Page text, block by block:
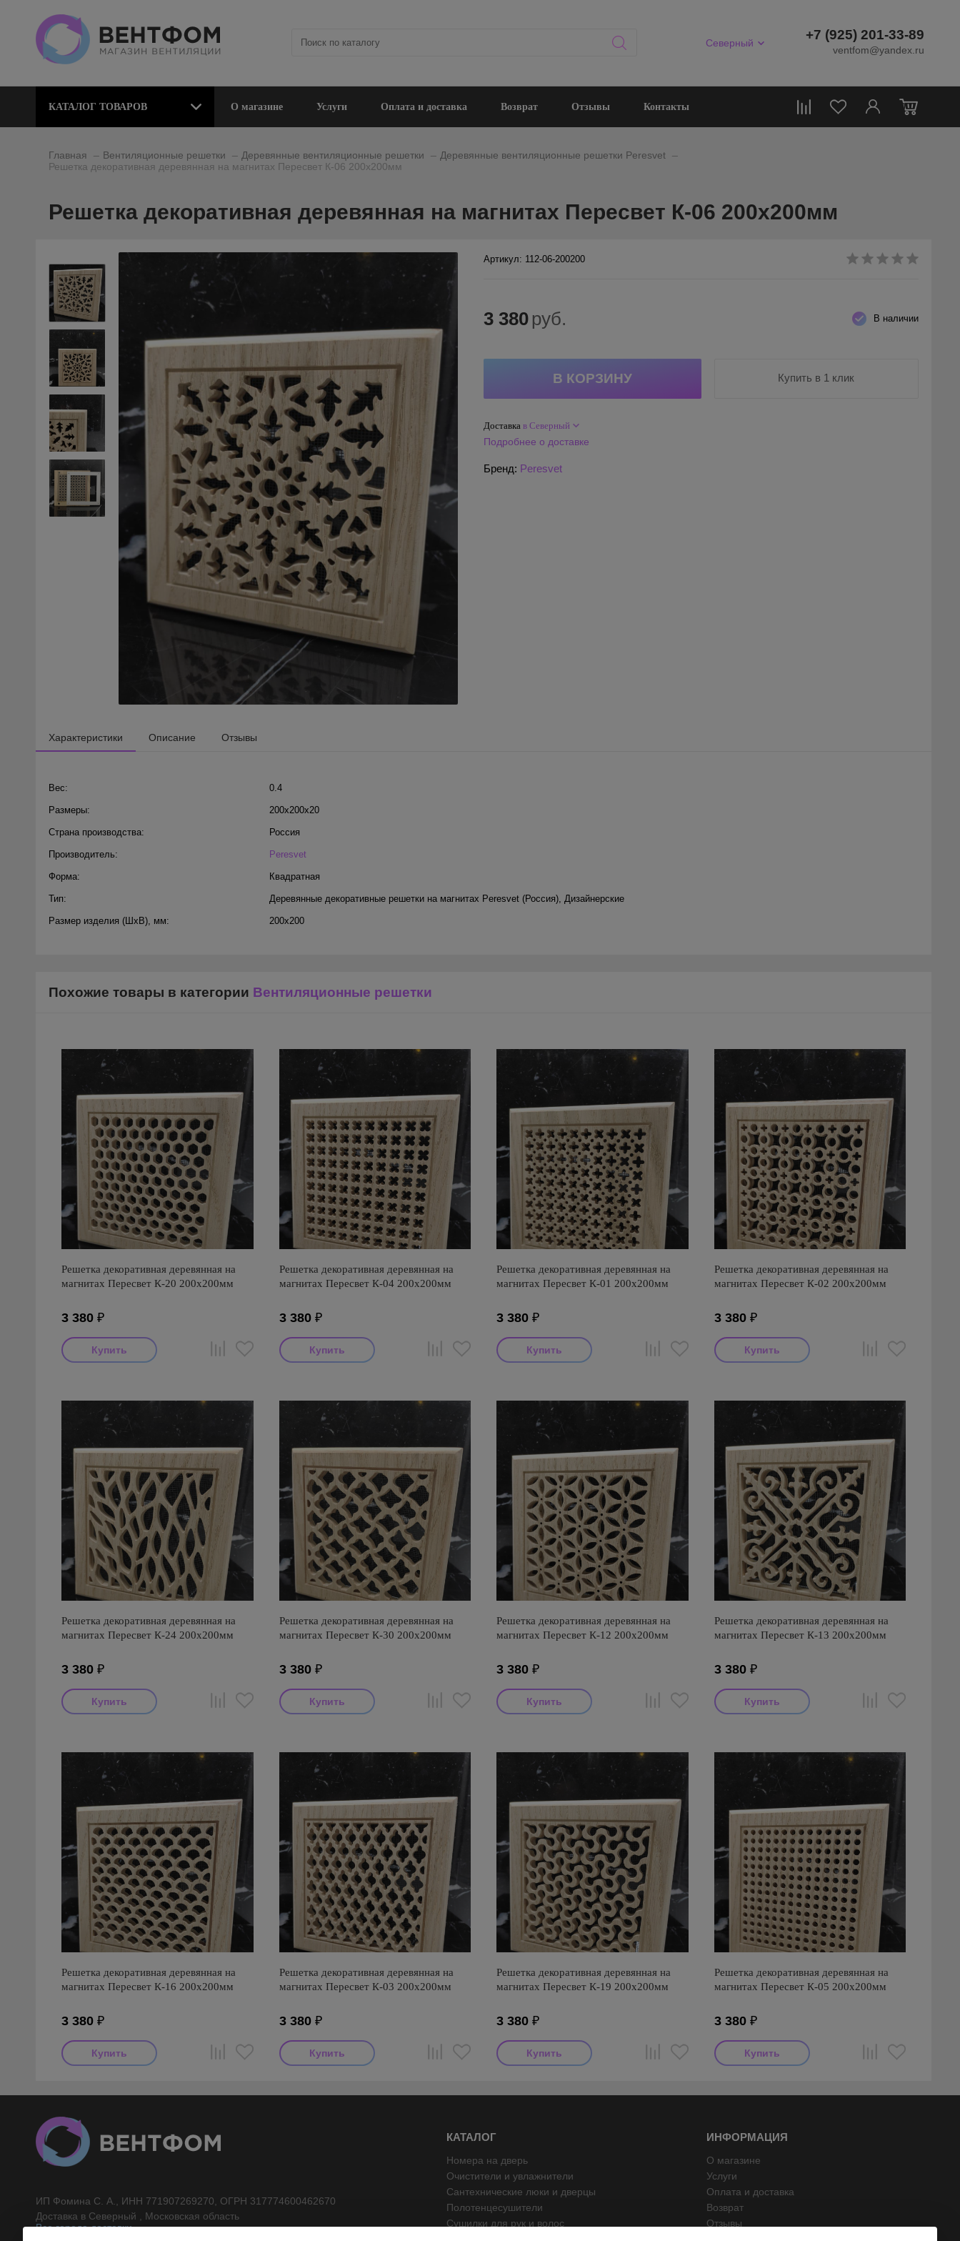
Северный
+7 (925) 201-33-89
ventfom@yandex.ru
0
КАТАЛОГ ТОВАРОВ О магазине Услуги Оплата и доставка Возврат Отзывы Контакты
Главная Вентиляционные решетки Деревянные вентиляционные решетки Деревянные вентиляционные решетки Peresvet
Решетка декоративная деревянная на магнитах Пересвет К-06 200х200мм
Решетка декоративная деревянная на магнитах Пересвет К-06 200х200мм
Артикул: 112-06-200200
В наличии
3 380 руб.
Купить в 1 клик
Доставка в Северный
Подробнее о доставке
Бренд: Peresvet
Характеристики Описание Отзывы
Вес: 0.4
Размеры: 200x200x20
Страна производства: Россия
Производитель: Peresvet
Форма: Квадратная
Тип: Деревянные декоративные решетки на магнитах Peresvet (Россия), Дизайнерские
Размер изделия (ШхВ), мм: 200х200
Похожие товары в категории Вентиляционные решетки
Решетка декоративная деревянная на
магнитах Пересвет К-20 200х200мм
3 380 ₽
Решетка декоративная деревянная на
магнитах Пересвет К-04 200х200мм
3 380₽
Решетка декоративная деревянная на
магнитах Пересвет К-01 200х200мм
3 380 ₽
Решетка декоративная деревянная на
магнитах Пересвет К-02 200х200мм
3 380₽
Решетка декоративная деревянная на
магнитах Пересвет К-24 200х200мм
3 380 ₽
Решетка декоративная деревянная на
магнитах Пересвет К-30 200х200мм
3 380₽
Решетка декоративная деревянная на
магнитах Пересвет К-12 200х200мм
3 380 ₽
Решетка декоративная деревянная на
магнитах Пересвет К-13 200х200мм
3 380₽
Решетка декоративная деревянная на
магнитах Пересвет К-16 200х200мм
3 380 ₽
Решетка декоративная деревянная на
магнитах Пересвет К-03 200х200мм
3 380₽
Решетка декоративная деревянная на
магнитах Пересвет К-19 200х200мм
3 380 ₽
Решетка декоративная деревянная на
магнитах Пересвет К-05 200х200мм
3 380₽
ИП Фомина С. А., ИНН 771907269270, ОГРН 317774600462670
Доставка в Северный , Московская область
Все города доставки
КАТАЛОГ
Номера на дверь
Очистители и увлажнители
Сантехнические люки и дверцы
Полотенцесушители
Сушилки для рук и волос
ИНФОРМАЦИЯ
О магазине
Услуги
Оплата и доставка
Возврат
Отзывы